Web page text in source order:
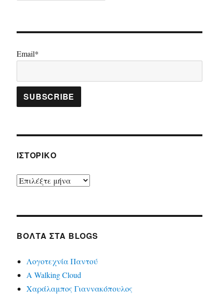
Email*
ΙΣΤΟΡΙΚΌ
Ιστορικό
ΒΌΛΤΑ ΣΤΑ BLOGS
Λογοτεχνία Παντού
A Walking Cloud
Χαράλαμπος Γιαννακόπουλος